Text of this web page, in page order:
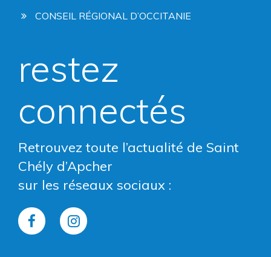
CONSEIL RÉGIONAL D’OCCITANIE
restez
connectés
Retrouvez toute l’actualité de Saint
Chély d’Apcher
sur les réseaux sociaux :
Lien
Lien